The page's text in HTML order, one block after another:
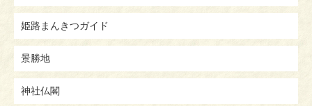
姫路まんきつガイド
景勝地
神社仏閣